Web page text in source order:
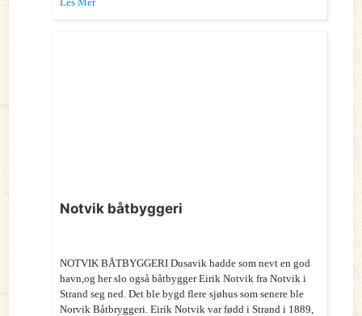
Notvik båtbyggeri
NOTVIK BÅTBYGGERI Dusavik hadde som nevt en god
havn,og her slo også båtbygger Eirik Notvik fra Notvik i
Strand seg ned. Det ble bygd flere sjøhus som senere ble
Norvik Båtbryggeri. Eirik Notvik var fødd i Strand i 1889,